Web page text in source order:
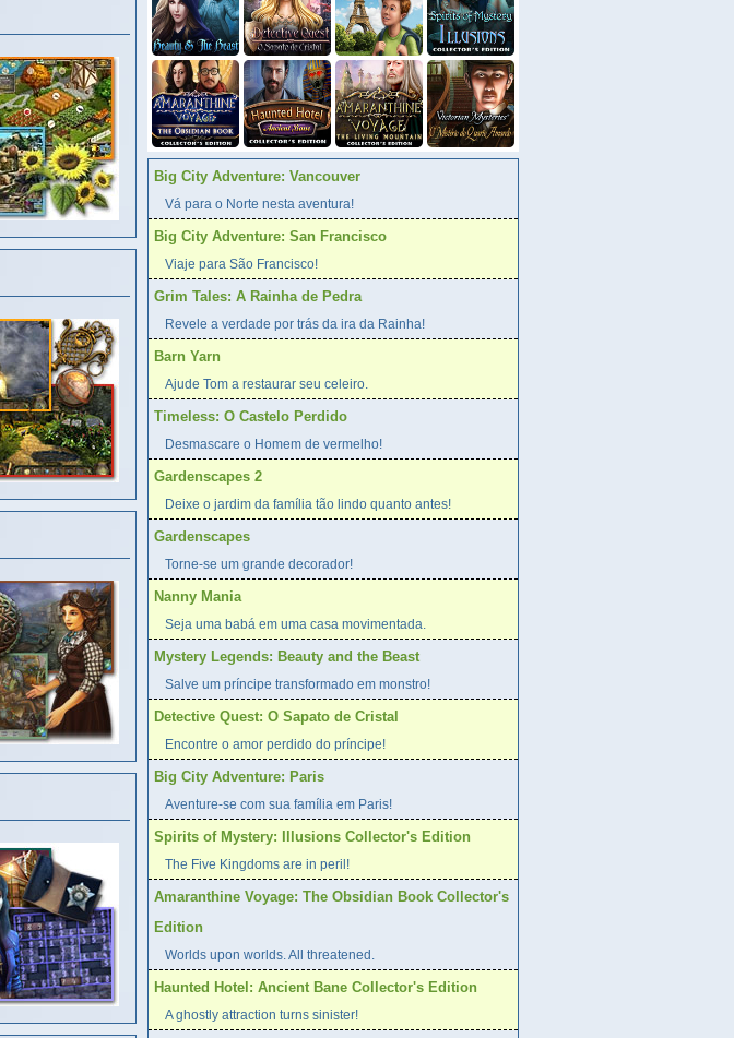
Big City Adventure: Vancouver
Vá para o Norte nesta aventura!
Big City Adventure: San Francisco
Viaje para São Francisco!
Grim Tales: A Rainha de Pedra
Revele a verdade por trás da ira da Rainha!
Barn Yarn
Ajude Tom a restaurar seu celeiro.
Timeless: O Castelo Perdido
Desmascare o Homem de vermelho!
Gardenscapes 2
Deixe o jardim da família tão lindo quanto antes!
Gardenscapes
Torne-se um grande decorador!
Nanny Mania
Seja uma babá em uma casa movimentada.
Mystery Legends: Beauty and the Beast
Salve um príncipe transformado em monstro!
Detective Quest: O Sapato de Cristal
Encontre o amor perdido do príncipe!
Big City Adventure: Paris
Aventure-se com sua família em Paris!
Spirits of Mystery: Illusions Collector's Edition
The Five Kingdoms are in peril!
Amaranthine Voyage: The Obsidian Book Collector's
Edition
Worlds upon worlds. All threatened.
Haunted Hotel: Ancient Bane Collector's Edition
A ghostly attraction turns sinister!